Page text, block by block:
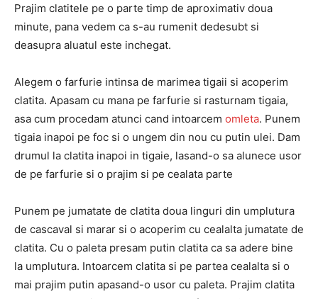
Prajim clatitele pe o parte timp de aproximativ doua
minute, pana vedem ca s-au rumenit dedesubt si
deasupra aluatul este inchegat.
Alegem o farfurie intinsa de marimea tigaii si acoperim
clatita. Apasam cu mana pe farfurie si rasturnam tigaia,
asa cum procedam atunci cand intoarcem omleta. Punem
tigaia inapoi pe foc si o ungem din nou cu putin ulei. Dam
drumul la clatita inapoi in tigaie, lasand-o sa alunece usor
de pe farfurie si o prajim si pe cealata parte
Punem pe jumatate de clatita doua linguri din umplutura
de cascaval si marar si o acoperim cu cealalta jumatate de
clatita. Cu o paleta presam putin clatita ca sa adere bine
la umplutura. Intoarcem clatita si pe partea cealalta si o
mai prajim putin apasand-o usor cu paleta. Prajim clatita